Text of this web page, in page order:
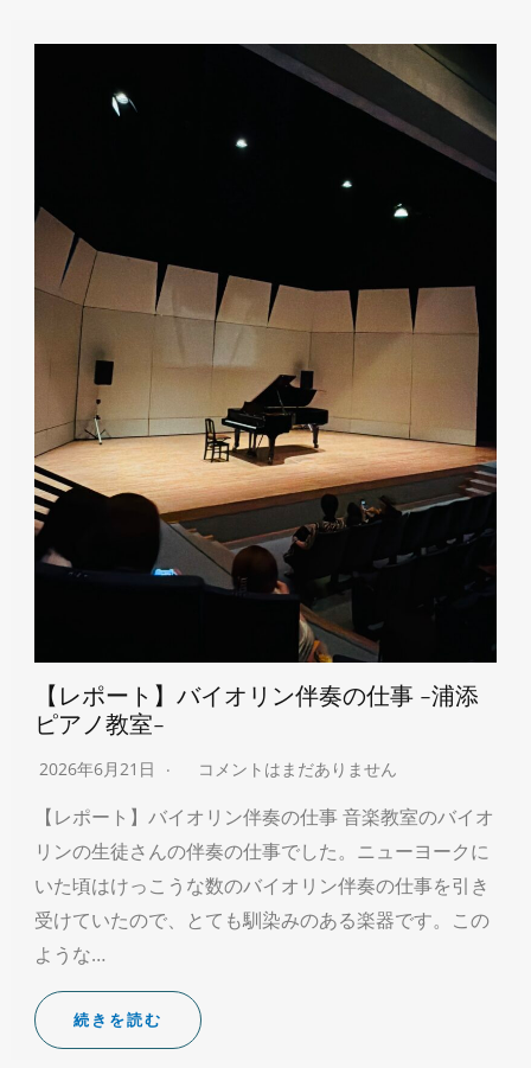
【レポート】バイオリン伴奏の仕事 -浦添
ピアノ教室-
2026年6月21日 コメントはまだありません
【レポート】バイオリン伴奏の仕事 音楽教室のバイオ
リンの生徒さんの伴奏の仕事でした。ニューヨークに
いた頃はけっこうな数のバイオリン伴奏の仕事を引き
受けていたので、とても馴染みのある楽器です。この
ような…
続きを読む